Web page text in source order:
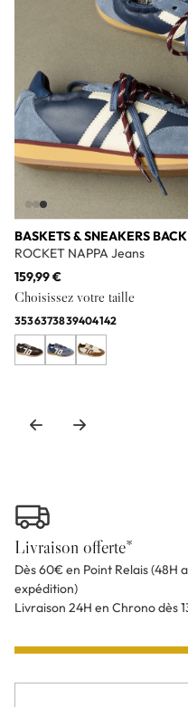
BASKETS & SNEAKERS
ROCKET NAPPA Jeans
159,99 €
Choisissez votre taille
3536373839404142
Livraison offerte*
Dès 60€ en Point Relais (48H
expédition)
Livraison 24H en Chrono dès